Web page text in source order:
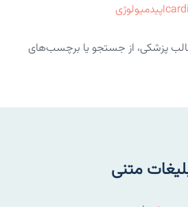
اپیدمیولوژی
پزشکی، از جستجو یا برچسب‌های
متنی